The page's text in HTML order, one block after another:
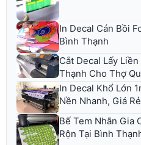
In Decal Cán Bồi
Bình Thạnh
Cắt Decal Lấy
Thạnh Cho Thợ
In Decal Khổ Lớn
Nền Nhanh, Giá
Bế Tem Nhãn Gia
Rộn Tại Bình